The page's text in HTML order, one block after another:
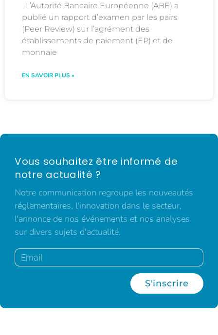
L’Autorité Bancaire Européenne (ABE) a
publié un rapport d’examen par les pairs
(Peer Review) sur l’agrément des
établissements de paiement (EP) et de
monnaie
EN SAVOIR PLUS »
Vous souhaitez être informé de
notre actualité ?
Notre communication regroupe les nouveautés
réglementaires, l'innovation dans le secteur,
l'annonce de nos événements et nos analyses
sur divers sujets d'actualité.
S'inscrire